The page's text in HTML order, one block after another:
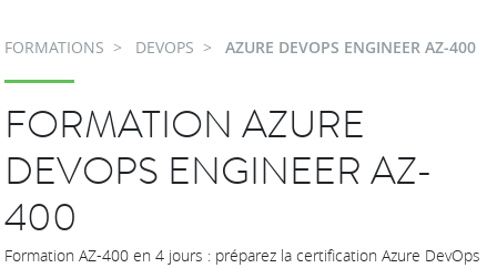
CONTACTEZ-NOUS
FORMATIONS DEVOPS AZURE DEVOPS ENGINEER AZ-400
FORMATION AZURE
DEVOPS ENGINEER AZ-
400
Formation AZ-400 en 4 jours : préparez la certification Azure DevOps